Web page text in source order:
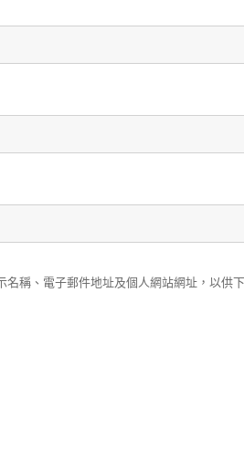
名稱、電子郵件地址及個人網站網址，以供